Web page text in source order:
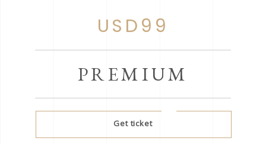
USD99
PREMIUM
Get ticket